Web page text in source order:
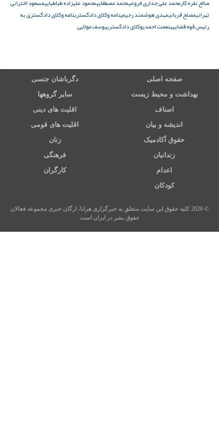
صالح نقره کارمحمد علی جداری فروغیمحمد مصطفاییمحمود علیزاده ‌طباطباییمسعود اخترانی
تهرانیمصلح قربانیمهدی هوشمند رحیمینامه وکلای دادگسترینامه وکلای دادگستری به
رئیس قوه قضاییهنعمت احمدیوکلای دادگسترییوسف مولایی
صفحه اصلی دگرباشان جنسی
بهداشت و محیط زیست سایر گروهها
اصناف اقلیت های دینی
اندیشه و بیان اقلیت های قومی
حقوق آکادمیک زنان
زندانیان فرهنگی
اعدام کارگران
کودکان
© 2026 کلیه حقوق این سایت متعلق به خبرگزاری هرانا، ارگان خبری مجموعه فعالان
حقوق بشر در ایران است